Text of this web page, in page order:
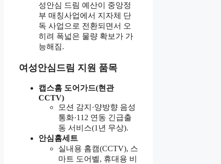
성안심 드림 예산이 중앙정
부 매칭사업에서 지자체 단
독 사업으로 전환되면서 오
히려 폭넓은 물량 확보가 가
능해짐.
여성안심드림 지원 품목
캡스홈 도어가드(현관
CCTV)
모션 감지·양방향 음성
통화·112 연동 긴급출
동 서비스(1년 무상).
안심홈세트
실내용 홈캠(CCTV), 스
마트 도어벨, 휴대용 비